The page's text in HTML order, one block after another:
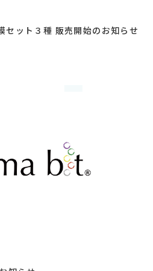
セット３種 販売開始のお知らせ